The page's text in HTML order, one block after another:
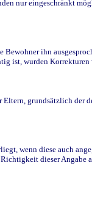
nur eingeschränkt
ihn
ist, wurden Korrekturen
grundsätzlich der
wenn diese auch
dieser Angabe